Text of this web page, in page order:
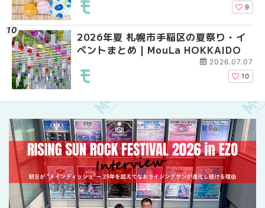
9
2026年夏 札幌市手稲区の夏祭り・イ
ベントまとめ | MouLa HOKKAIDO
2026.07.07
10
2026年夏 恵庭市・千
イベントまとめ |
介！！ | MouLa
2026年夏 札幌市豊平
ベントまとめ |